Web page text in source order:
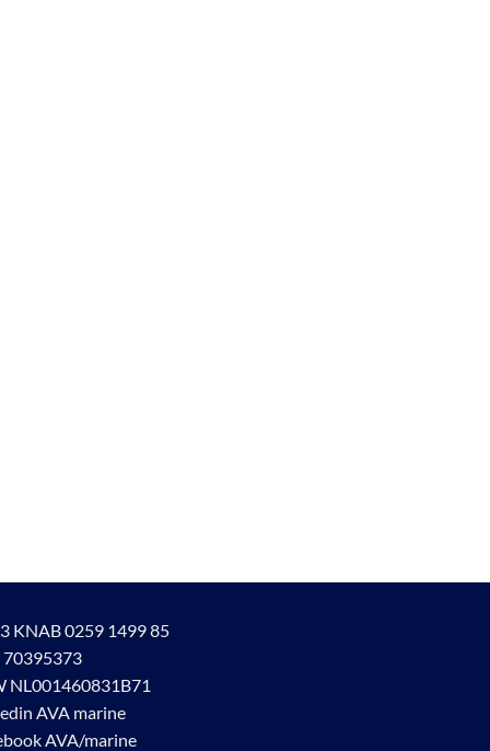
KNAB 0259 1499 85
70395373
NL001460831B71
AVA marine
AVA/marine